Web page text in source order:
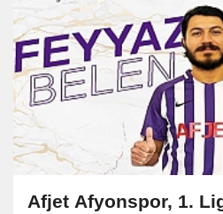
Afjet Afyonspor, 1.